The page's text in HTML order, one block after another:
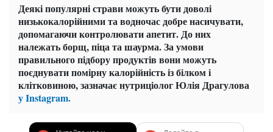
Деякі популярні страви можуть бути доволі
низькокалорійними та водночас добре насичувати,
допомагаючи контролювати апетит. До них
належать борщ, піца та шаурма. За умови
правильного підбору продуктів вони можуть
поєднувати помірну калорійність із білком і
клітковиною, зазначає нутриціолог Юлія Драгулова
у Instagram.